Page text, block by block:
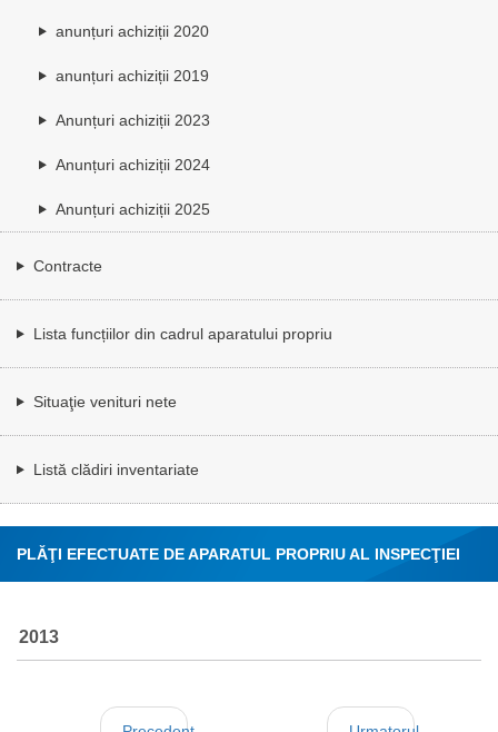
anunțuri achiziții 2020
anunțuri achiziții 2019
Anunțuri achiziții 2023
Anunțuri achiziții 2024
Anunțuri achiziții 2025
Contracte
Lista funcțiilor din cadrul aparatului propriu
Situaţie venituri nete
Listă clădiri inventariate
PLĂŢI EFECTUATE DE APARATUL PROPRIU AL INSPECŢIEI
2013